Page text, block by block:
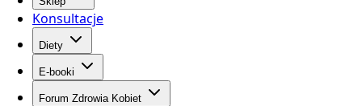
Konsultacje
Diety
E-booki
Forum Zdrowia Kobiet